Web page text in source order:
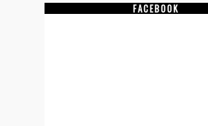
FACEBOOK